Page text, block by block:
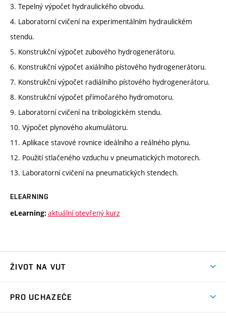
3. Tepelný výpočet hydraulického obvodu.
4. Laboratorní cvičení na experimentálním hydraulickém
stendu.
5. Konstrukční výpočet zubového hydrogenerátoru.
6. Konstrukční výpočet axiálního pístového hydrogenerátoru.
7. Konstrukční výpočet radiálního pístového hydrogenerátoru.
8. Konstrukční výpočet přímočarého hydromotoru.
9. Laboratorní cvičení na tribologickém stendu.
10. Výpočet plynového akumulátoru.
11. Aplikace stavové rovnice ideálního a reálného plynu.
12. Použití stlačeného vzduchu v pneumatických motorech.
13. Laboratorní cvičení na pneumatických stendech.
ELEARNING
eLearning: aktuální otevřený kurz
ŽIVOT NA VUT
PRO UCHAZEČE